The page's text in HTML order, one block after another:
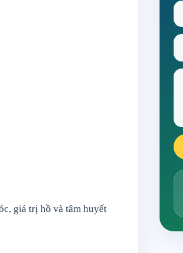
giá trị hồ và tâm huyết